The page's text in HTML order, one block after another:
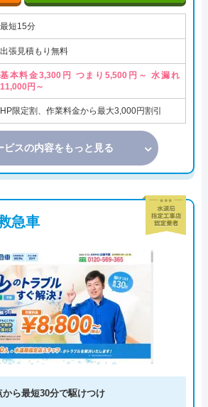
最短15分
出張見積もり無料
基本料金3,300円 つまり5,500円～ 水漏れ
11,000円～
HP限定割、作業料金から最大3,000円割引
ビスの内容をもっと見る
急車
ら最短30分で駆けつけ